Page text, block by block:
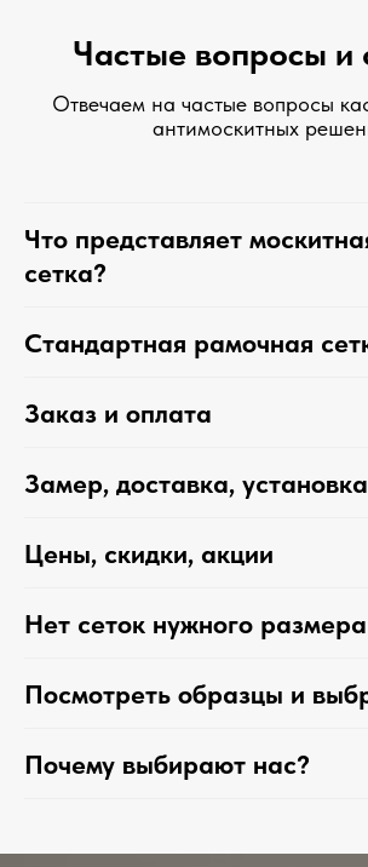
Частые вопросы и
Отвечаем на частые вопросы
антимоскитных
Что представляет
сетка?
Стандартная рамочная
Заказ и оплата
Замер, доставка, установка
Цены, скидки, акции
Нет сеток нужного размера
Посмотреть образцы и
Почему выбирают нас?